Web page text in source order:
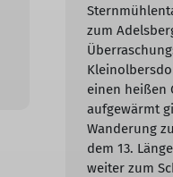
zum
einen heißen
aufgewärmt
Wanderung
dem 13.
weiter zum